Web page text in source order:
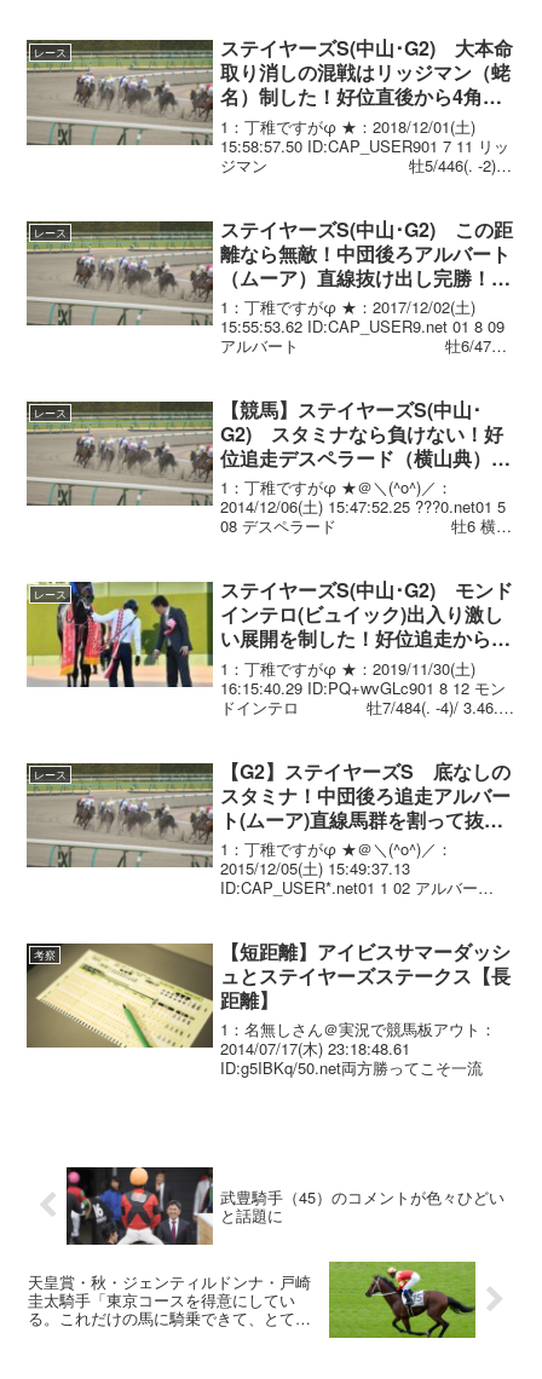
レース
ステイヤーズS(中山･G2) 大本命
取り消しの混戦はリッジマン（蛯
名）制した！好位直後から4角外
捲り直線抜け出し重賞初制覇
1：丁稚ですがφ ★：2018/12/01(土)
15:58:57.50 ID:CAP_USER901 7 11 リッ
ジマン 牡5/446(. -2)/
レース
ステイヤーズS(中山･G2) この距
離なら無敵！中団後ろアルバート
（ムーア）直線抜け出し完勝！ス
テイヤーズS3連覇！
1：丁稚ですがφ ★：2017/12/02(土)
15:55:53.62 ID:CAP_USER9.net 01 8 09
アルバート 牡6/476(
レース
【競馬】ステイヤーズS(中山･
G2) スタミナなら負けない！好
位追走デスペラード（横山典）直
線抜け出し連覇達成！
1：丁稚ですがφ ★＠＼(^o^)／：
2014/12/06(土) 15:47:52.25 ???0.net01 5
08 デスペラード 牡6 横山
レース
ステイヤーズS(中山･G2) モンド
インテロ(ビュイック)出入り激し
い展開を制した！好位追走から差
し切って重賞初制覇
1：丁稚ですがφ ★：2019/11/30(土)
16:15:40.29 ID:PQ+wvGLc901 8 12 モン
ドインテロ 牡7/484(. -4)/ 3.46.1
レース
【G2】ステイヤーズS 底なしの
スタミナ！中団後ろ追走アルバー
ト(ムーア)直線馬群を割って抜け
出し圧勝！4連勝で重賞初制覇
1：丁稚ですがφ ★＠＼(^o^)／：
2015/12/05(土) 15:49:37.13
ID:CAP_USER*.net01 1 02 アルバー
考察
【短距離】アイビスサマーダッシ
ュとステイヤーズステークス【長
距離】
1：名無しさん＠実況で競馬板アウト：
2014/07/17(木) 23:18:48.61
ID:g5IBKq/50.net両方勝ってこそ一流
武豊騎手（45）のコメントが色々ひどい
と話題に
天皇賞・秋・ジェンティルドンナ・戸崎
圭太騎手「東京コースを得意にしてい
る。これだけの馬に騎乗できて、とても